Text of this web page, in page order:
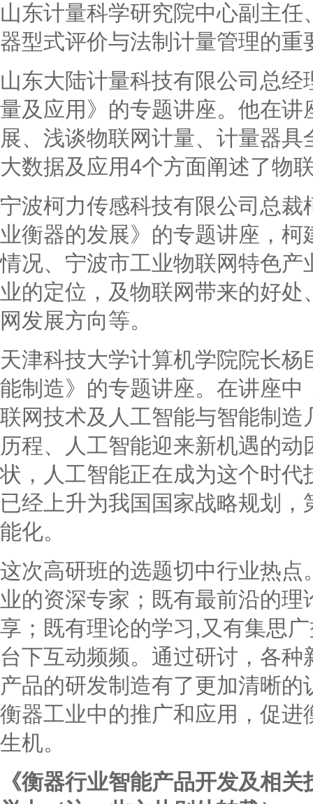
山东计量科学研究院中心副主
器型式评价与法制计量管理的重
山东大陆计量科技有限公司总
量及应用》的专题讲座。他在
展、浅谈物联网计量、计量器
大数据及应用4个方面阐述了物
宁波柯力传感科技有限公司总
业衡器的发展》的专题讲座，
情况、宁波市工业物联网特色
业的定位，及物联网带来的好
网发展方向等。
天津科技大学计算机学院院长
能制造》的专题讲座。在讲座
联网技术及人工智能与智能制
历程、人工智能迎来新机遇的
状，人工智能正在成为这个时
已经上升为我国国家战略规划
能化。
这次高研班的选题切中行业热
业的资深专家；既有最前沿的
享；既有理论的学习,又有集思
台下互动频频。通过研讨，各
产品的研发制造有了更加清晰
衡器工业中的推广和应用，促
生机。
《衡器行业智能产品开发及相